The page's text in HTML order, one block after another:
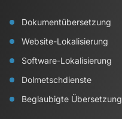
Dokumentübersetzung
Website-Lokalisierung
Software-Lokalisierung
Dolmetschdienste
Beglaubigte Übersetzung